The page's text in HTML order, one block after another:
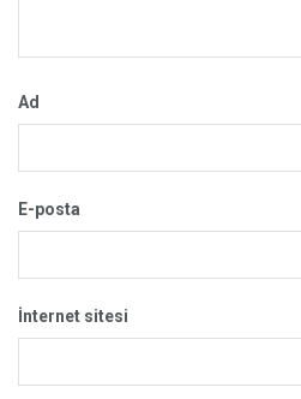
Ad
E-posta
İnternet sitesi